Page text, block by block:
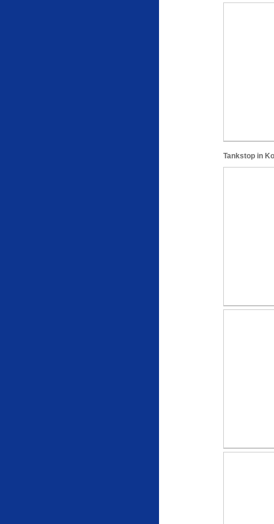
Tankstop in